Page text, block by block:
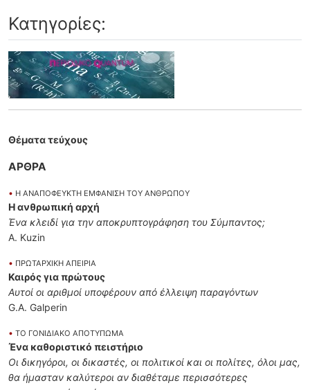
Κατηγορίες:
Θέματα τεύχους
ΑΡΘΡΑ
• Η ΑΝΑΠΟΦΕΥΚΤΗ ΕΜΦΑΝΙΣΗ ΤΟΥ ΑΝΘΡΩΠΟΥ
Η ανθρωπική αρχή
Ένα κλειδί για την αποκρυπτογράφηση του Σύμπαντος;
A. Kuzin
• ΠΡΩΤΑΡΧΙΚΗ ΑΠΕΙΡΙΑ
Καιρός για πρώτους
Αυτοί οι αριθμοί υποφέρουν από έλλειψη παραγόντων
G.A. Galperin
• ΤΟ ΓΟΝΙΔΙΑΚΟ ΑΠΟΤΥΠΩΜΑ
Ένα καθοριστικό πειστήριο
Οι δικηγόροι, οι δικαστές, οι πολιτικοί και οι πολίτες, όλοι μας,
θα ήμασταν καλύτεροι αν διαθέταμε περισσότερες